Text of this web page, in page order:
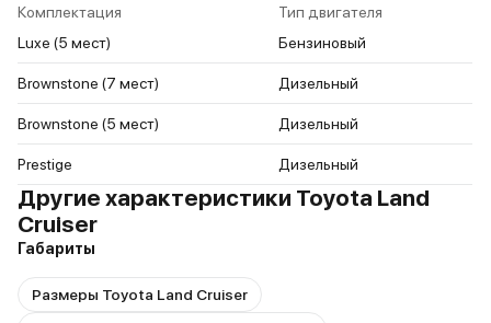
Комплектация
Тип двигателя
Luxe (5 мест)
Бензиновый
Brownstone (7 мест) Дизельный
Brownstone (5 мест) Дизельный
Prestige Дизельный
Другие характеристики Toyota Land
Cruiser
Габариты
Размеры Toyota Land Cruiser